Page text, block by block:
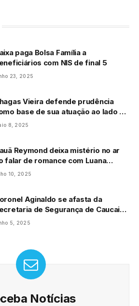
paga Bolsa Família a
com NIS de final 5
23, 2025
Vieira defende prudência
base de sua atuação ao lado do
Elmano
8, 2025
Reymond deixa mistério no ar
falar de romance com Luana
10, 2025
Aginaldo se afasta da
de Segurança de Caucaia
meio a crise envolvendo Carla
5, 2025
Notícias